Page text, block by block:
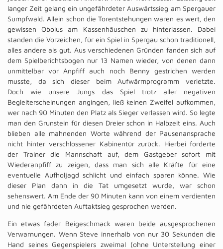
langer Zeit gelang ein ungefährdeter Auswärtssieg am Spergauer
Sumpfwald. Allein schon die Torentstehungen waren es wert, den
gewissen Obolus am Kassenhäuschen zu hinterlassen. Dabei
standen die Vorzeichen, für ein Spiel in Spergau schon traditionell,
alles andere als gut. Aus verschiedenen Gründen fanden sich auf
dem Spielberichtsbogen nur 13 Namen wieder, von denen dann
unmittelbar vor Anpfiff auch noch Benny gestrichen werden
musste, da sich dieser beim Aufwärmprogramm verletzte.
Doch wie unsere Jungs das Spiel trotz aller negativen
Begleiterscheinungen angingen, ließ keinen Zweifel aufkommen,
wer nach 90 Minuten den Platz als Sieger verlassen wird. So legte
man den Grunstein für diesen Dreier schon in Halbzeit eins. Auch
blieben alle mahnenden Worte während der Pausenansprache
nicht hinter verschlossener Kabinentür zurück. Hierbei forderte
der Trainer die Mannschaft auf, dem Gastgeber sofort mit
Wiederanpfiff zu zeigen, dass man sich alle Kräfte für eine
eventuelle Aufholjagd schlicht und einfach sparen könne. Wie
dieser Plan dann in die Tat umgesetzt wurde, war schon
sehenswert. Am Ende der 90 Minuten kann von einem verdienten
und nie gefährdeten Auftaktsieg gesprochen werden.
Ein etwas fader Beigeschmack waren beide ausgesprochenen
Verwarnungen. Wenn Steve innerhalb von nur 30 Sekunden die
Hand seines Gegenspielers zweimal (ohne Unterstellung einer